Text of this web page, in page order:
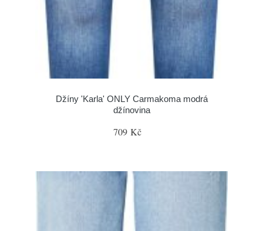
Džíny 'Karla' ONLY Carmakoma modrá
džínovina
709 Kč